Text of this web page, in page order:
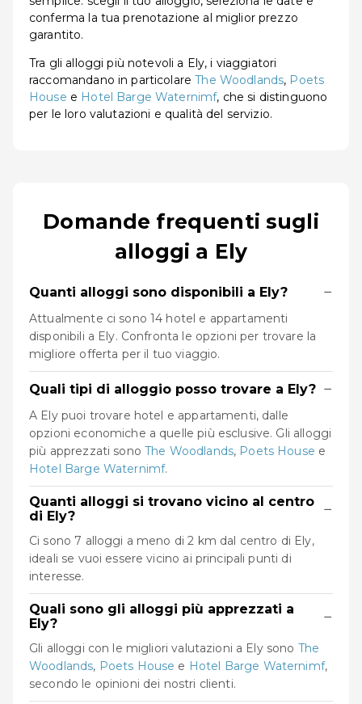
conferma la tua prenotazione al miglior prezzo
garantito.
Tra gli alloggi più notevoli a Ely, i viaggiatori
raccomandano in particolareThe Woodlands, Poets
House e Hotel Barge Waternimf, che si distinguono
per le loro valutazioni e qualità del servizio.
Domande frequenti sugli
alloggi a Ely
Quanti alloggi sono disponibili a Ely? −
Attualmente ci sono 14 hotel e appartamenti
disponibili a Ely. Confronta le opzioni per trovare la
migliore offerta per il tuo viaggio.
Quali tipi di alloggio posso trovare a Ely? −
A Ely puoi trovare hotel e appartamenti, dalle
opzioni economiche a quelle più esclusive. Gli alloggi
più apprezzati sonoThe Woodlands, Poets House e
Hotel Barge Waternimf.
Quanti alloggi si trovano vicino al centro
di Ely?
−
Ci sono 7 alloggi a meno di 2 km dal centro di Ely,
ideali se vuoi essere vicino ai principali punti di
interesse.
Quali sono gli alloggi più apprezzati a
Ely?
−
Gli alloggi con le migliori valutazioni a Ely sono The
Woodlands, Poets House e Hotel Barge Waternimf,
secondo le opinioni dei nostri clienti.